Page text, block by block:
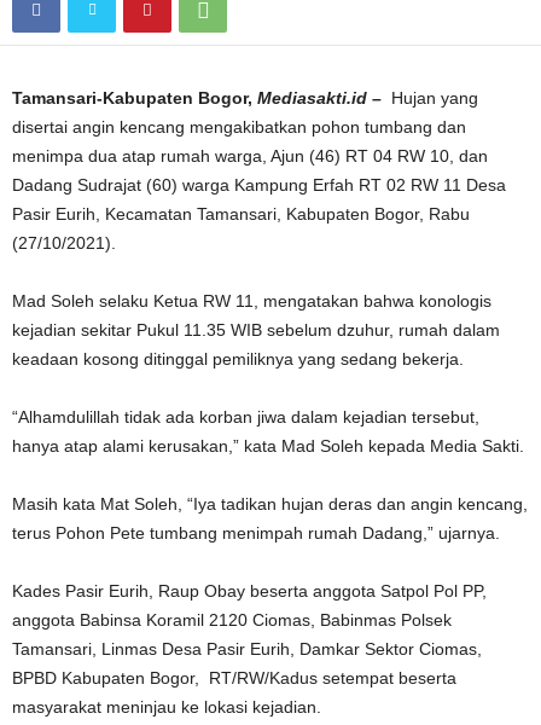
Tamansari-Kabupaten Bogor, Mediasakti.id – Hujan yang
disertai angin kencang mengakibatkan pohon tumbang dan
menimpa dua atap rumah warga, Ajun (46) RT 04 RW 10, dan
Dadang Sudrajat (60) warga Kampung Erfah RT 02 RW 11 Desa
Pasir Eurih, Kecamatan Tamansari, Kabupaten Bogor, Rabu
(27/10/2021).
Mad Soleh selaku Ketua RW 11, mengatakan bahwa konologis
kejadian sekitar Pukul 11.35 WIB sebelum dzuhur, rumah dalam
keadaan kosong ditinggal pemiliknya yang sedang bekerja.
“Alhamdulillah tidak ada korban jiwa dalam kejadian tersebut,
hanya atap alami kerusakan,” kata Mad Soleh kepada Media Sakti.
Masih kata Mat Soleh, “Iya tadikan hujan deras dan angin kencang,
terus Pohon Pete tumbang menimpah rumah Dadang,” ujarnya.
Kades Pasir Eurih, Raup Obay beserta anggota Satpol Pol PP,
anggota Babinsa Koramil 2120 Ciomas, Babinmas Polsek
Tamansari, Linmas Desa Pasir Eurih, Damkar Sektor Ciomas,
BPBD Kabupaten Bogor, RT/RW/Kadus setempat beserta
masyarakat meninjau ke lokasi kejadian.